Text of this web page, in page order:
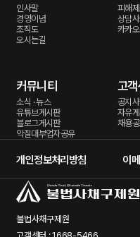
인사말
경영이념
조직도
오시는길
피해
상담
카카
커뮤니티
소식 · 뉴스
유튜브게시판
블로그게시판
악질대부업자공유
고
공지
자유
채용
개인정보처리방침 이
불법사채구제원